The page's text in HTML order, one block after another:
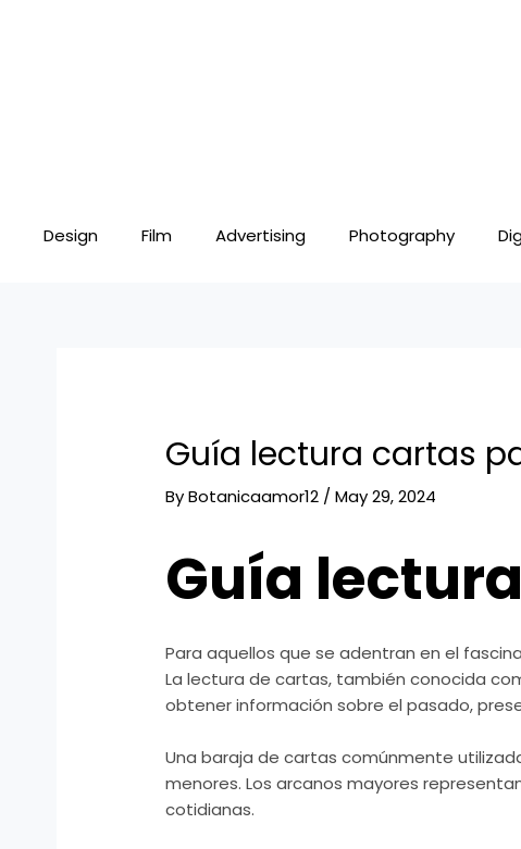
Design Film Advertising Photography
Guía lectura cartas
ByBotanicaamor12 /May 29, 2024
Guía
Para aquellos que se adentran en el
La lectura de cartas, también conocida
obtener información sobre el pasado,
Una baraja de cartas comúnmente
menores. Los arcanos mayores
cotidianas.